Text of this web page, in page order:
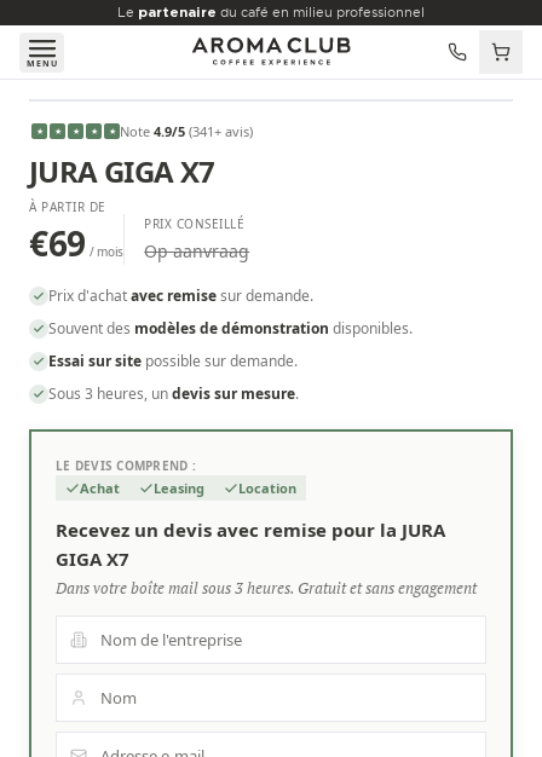
Aller au contenu principal
Le partenaire du café en milieu professionnel
MENU
À PARTIR DE
€69
★ ★ ★ ★ ★ Note 4.9/5 (341+ avis)
JURA GIGA X7
À PARTIR DE
€69 / mois
PRIX CONSEILLÉ
Op aanvraag
Prix d'achatavec remisesur demande.
Souvent des modèles de démonstration disponibles.
Essai sur site possible sur demande.
Sous 3 heures, undevis sur mesure.
LE DEVIS COMPREND :
Achat Leasing Location
Recevez un devis avec remise pour la JURA
GIGA X7
Dans votre boîte mail sous 3 heures. Gratuit et sans engagement